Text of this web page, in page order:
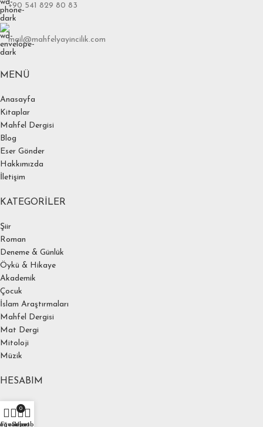
+90 541 829 80 83
mail@mahfelyayincilik.com
MENÜ
Anasayfa
Kitaplar
Mahfel Dergisi
Blog
Eser Gönder
Hakkımızda
İletişim
KATEGORILER
Şiir
Roman
Deneme & Günlük
Öykü & Hikaye
Akademik
Çocuk
İslam Araştırmaları
Mahfel Dergisi
Mat Dergi
Mitoloji
Müzik
HESABIM
Hesabım
Ödeme
Favoriler
0
Sepet
Hesabım